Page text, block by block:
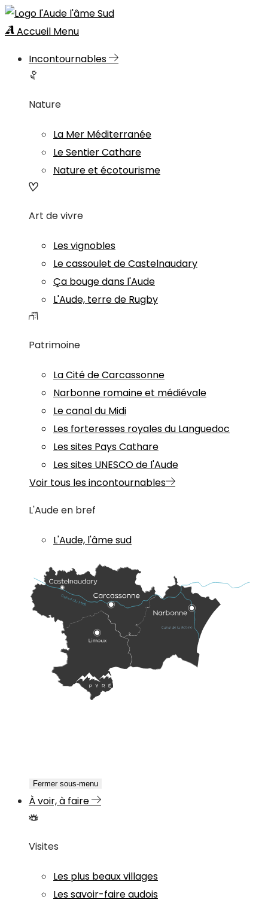
Accueil Menu
Incontournables
Nature
La Mer Méditerranée
Le Sentier Cathare
Nature et écotourisme
Art de vivre
Les vignobles
Le cassoulet de Castelnaudary
Ça bouge dans l'Aude
L'Aude, terre de Rugby
Patrimoine
La Cité de Carcassonne
Narbonne romaine et médiévale
Le canal du Midi
Les forteresses royales du Languedoc
Les sites Pays Cathare
Les sites UNESCO de l'Aude
Voir tous les incontournables
L'Aude en bref
L'Aude, l'âme sud
Fermer sous-menu
À voir, à faire
Visites
Les plus beaux villages
Les savoir-faire audois